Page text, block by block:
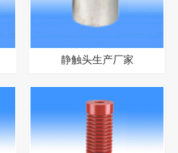
静触头生产厂家